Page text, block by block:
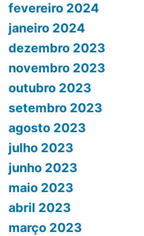
fevereiro 2024
janeiro 2024
dezembro 2023
novembro 2023
outubro 2023
setembro 2023
agosto 2023
julho 2023
junho 2023
maio 2023
abril 2023
março 2023